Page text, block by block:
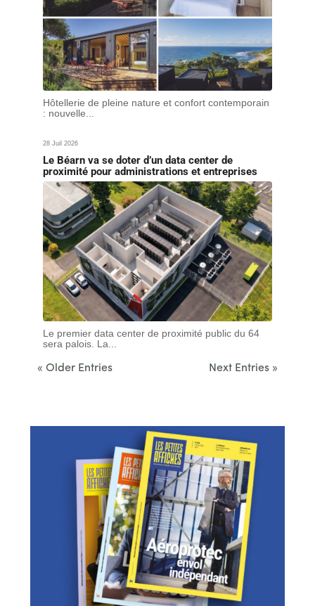
Hôtellerie de pleine nature et confort contemporain
: nouvelle...
28 Juil 2026
Le Béarn va se doter d’un data center de
proximité pour administrations et entreprises
Le premier data center de proximité public du 64
sera palois. La...
« Older Entries Next Entries »